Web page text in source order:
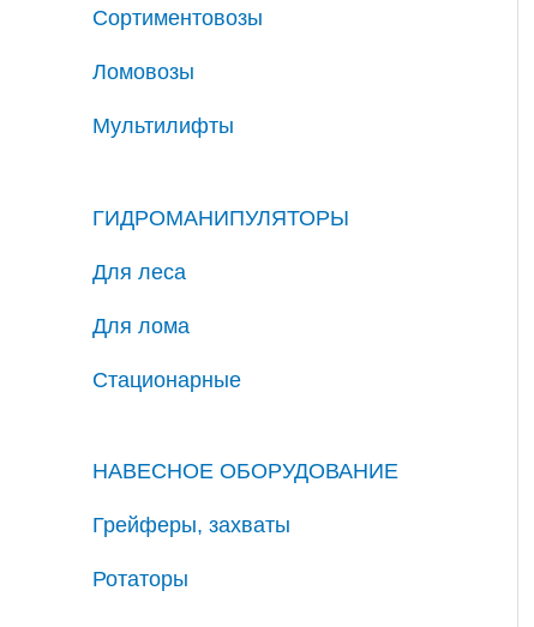
Сортиментовозы
Ломовозы
Мультилифты
ГИДРОМАНИПУЛЯТОРЫ
Для леса
Для лома
Стационарные
НАВЕСНОЕ ОБОРУДОВАНИЕ
Грейферы, захваты
Ротаторы